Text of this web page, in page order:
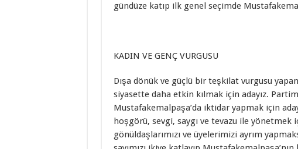
gündüze katıp ilk genel seçimde
KADIN VE GENÇ VURGUSU
Dışa dönük ve güçlü bir teşkilat vurgusu
siyasette daha etkin kılmak için adayız.
Mustafakemalpaşa’da iktidar yapmak için
hoşgörü, sevgi, saygı ve tevazu ile yönetmek
gönüldaşlarımızı ve üyelerimizi ayrım